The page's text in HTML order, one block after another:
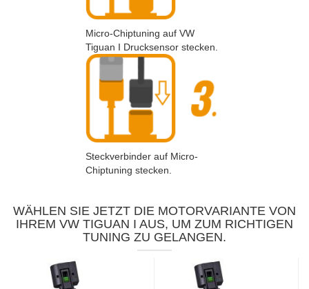
Micro-Chiptuning auf VW
Tiguan I Drucksensor stecken.
Steckverbinder auf Micro-
Chiptuning stecken.
WÄHLEN SIE JETZT DIE MOTORVARIANTE VON
IHREM VW TIGUAN I AUS, UM ZUM RICHTIGEN
TUNING ZU GELANGEN.